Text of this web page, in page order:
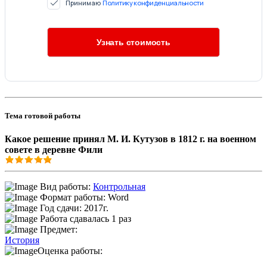
Принимаю Политику конфиденциальности
Тема готовой работы
Какое решение принял М. И. Кутузов в 1812 г. на военном
совете в деревне Фили
Вид работы: Контрольная
Формат работы: Word
Год сдачи: 2017г.
Работа сдавалась 1 раз
Предмет:
История
Оценка работы: